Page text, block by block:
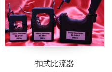
扣式比流器